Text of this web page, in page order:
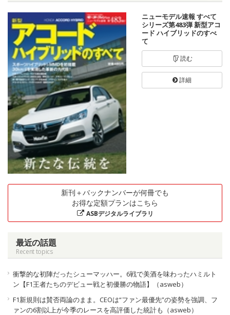
ニューモデル速報 すべて
シリーズ第483弾 新型アコ
ード ハイブリッドのすべ
て
読む
詳細
新刊＋バックナンバーが何冊でも
お得な定額プランはこちら
ASBデジタルライブラリ
最近の話題
Recent topics
衝撃的な初陣だったシューマッハー。6戦で美酒を味わったハミルト
ン【F1王者たちのデビュー戦と初優勝の物語】（asweb）
F1新規則は賛否両論のまま。CEOは“ファン最優先”の姿勢を強調、フ
ァンの6割以上が今季のレースを高評価した統計も（asweb）